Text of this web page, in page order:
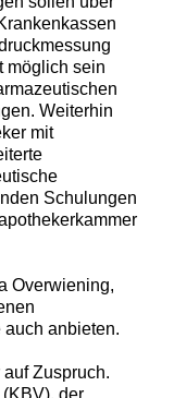
möglich sein
Weiterhin
mit
Schulungen
Overwiening,
anbieten.
Zuspruch.